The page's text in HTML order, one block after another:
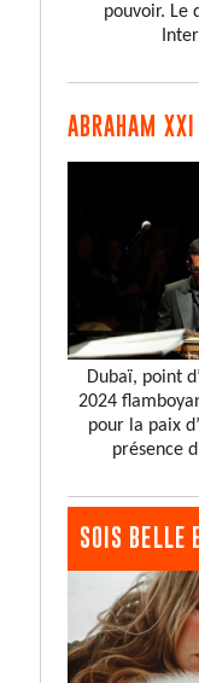
pouvoir. Le
ABRAHAM XXI
Dubaï, point
2024
pour la paix
présence
SOIS BELLE